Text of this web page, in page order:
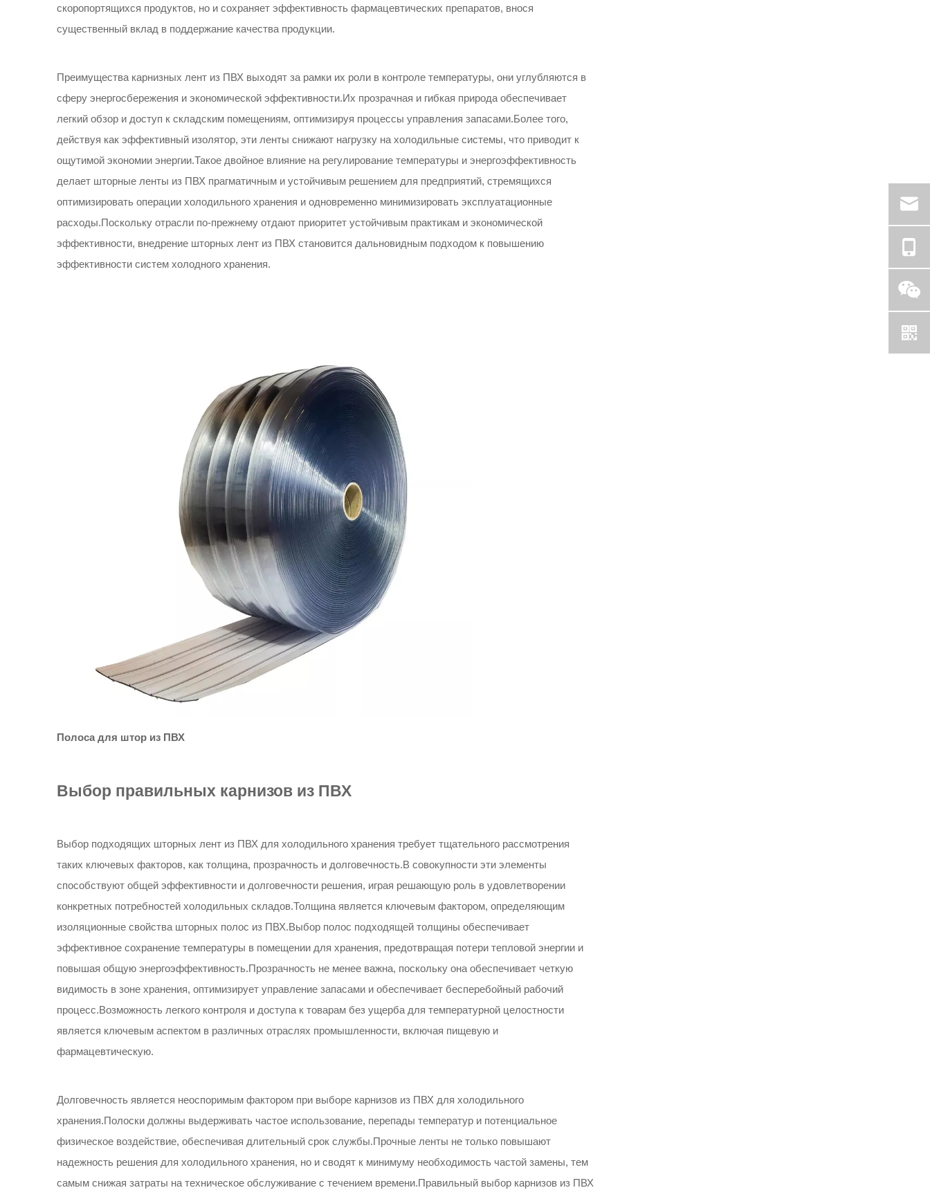
скоропортящихся продуктов, но и сохраняет эффективность фармацевтических препаратов, внося
существенный вклад в поддержание качества продукции.
Преимущества карнизных лент из ПВХ выходят за рамки их роли в контроле температуры, они углубляются в
сферу энергосбережения и экономической эффективности.Их прозрачная и гибкая природа обеспечивает
легкий обзор и доступ к складским помещениям, оптимизируя процессы управления запасами.Более того,
действуя как эффективный изолятор, эти ленты снижают нагрузку на холодильные системы, что приводит к
ощутимой экономии энергии.Такое двойное влияние на регулирование температуры и энергоэффективность
делает шторные ленты из ПВХ прагматичным и устойчивым решением для предприятий, стремящихся
оптимизировать операции холодильного хранения и одновременно минимизировать эксплуатационные
расходы.Поскольку отрасли по-прежнему отдают приоритет устойчивым практикам и экономической
эффективности, внедрение шторных лент из ПВХ становится дальновидным подходом к повышению
эффективности систем холодного хранения.
Полоса для штор из ПВХ
Выбор правильных карнизов из ПВХ
Выбор подходящих шторных лент из ПВХ для холодильного хранения требует тщательного рассмотрения
таких ключевых факторов, как толщина, прозрачность и долговечность.В совокупности эти элементы
способствуют общей эффективности и долговечности решения, играя решающую роль в удовлетворении
конкретных потребностей холодильных складов.Толщина является ключевым фактором, определяющим
изоляционные свойства шторных полос из ПВХ.Выбор полос подходящей толщины обеспечивает
эффективное сохранение температуры в помещении для хранения, предотвращая потери тепловой энергии и
повышая общую энергоэффективность.Прозрачность не менее важна, поскольку она обеспечивает четкую
видимость в зоне хранения, оптимизирует управление запасами и обеспечивает бесперебойный рабочий
процесс.Возможность легкого контроля и доступа к товарам без ущерба для температурной целостности
является ключевым аспектом в различных отраслях промышленности, включая пищевую и
фармацевтическую.
Долговечность является неоспоримым фактором при выборе карнизов из ПВХ для холодильного
хранения.Полоски должны выдерживать частое использование, перепады температур и потенциальное
физическое воздействие, обеспечивая длительный срок службы.Прочные ленты не только повышают
надежность решения для холодильного хранения, но и сводят к минимуму необходимость частой замены, тем
самым снижая затраты на техническое обслуживание с течением времени.Правильный выбор карнизов из ПВХ